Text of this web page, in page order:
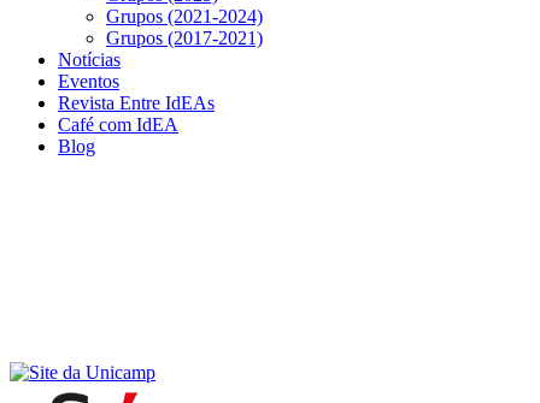
Grupos (2021-2024)
Grupos (2017-2021)
Notícias
Eventos
Revista Entre IdEAs
Café com IdEA
Blog